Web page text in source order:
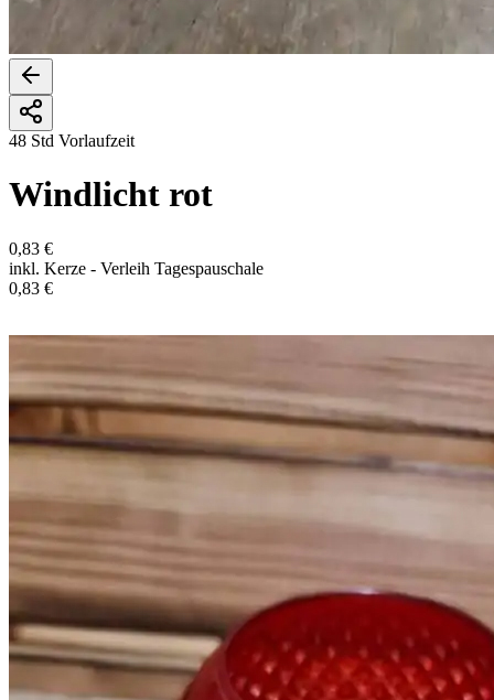
48 Std Vorlaufzeit
Windlicht rot
0,83 €
inkl. Kerze - Verleih Tagespauschale
0,83 €